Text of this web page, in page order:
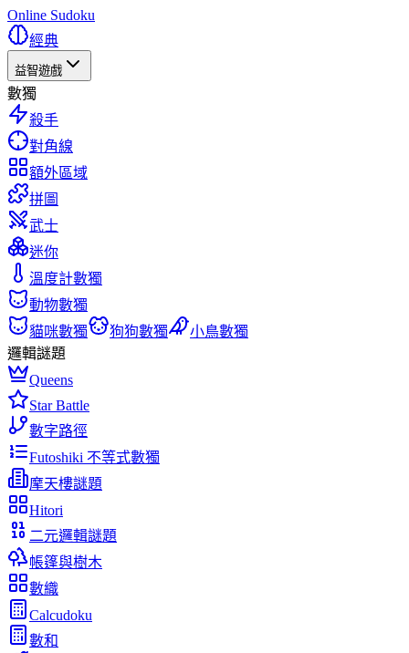
Online Sudoku
經典
益智遊戲
數獨
殺手
對角線
額外區域
拼圖
武士
迷你
溫度計數獨
動物數獨
貓咪數獨
狗狗數獨
小鳥數獨
邏輯謎題
Queens
Star Battle
數字路徑
Futoshiki 不等式數獨
摩天樓謎題
Hitori
二元邏輯謎題
帳篷與樹木
數織
Calcudoku
數和